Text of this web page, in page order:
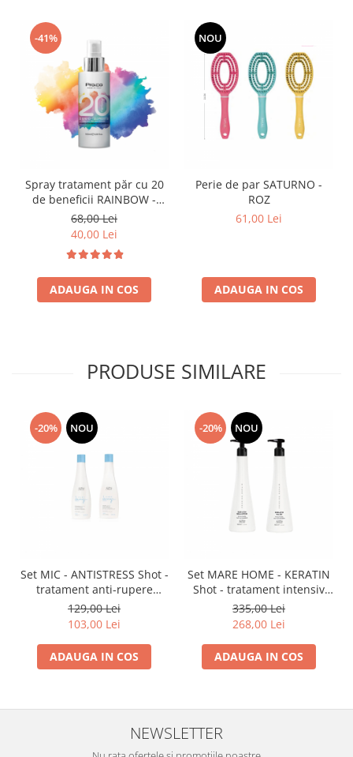
-41%
Spray tratament păr cu 20
de beneficii RAINBOW -
PROCO - 100ml
68,00 Lei
40,00 Lei
ADAUGA IN COS
NOU
Perie de par SATURNO -
ROZ
61,00 Lei
ADAUGA IN COS
PRODUSE SIMILARE
-20% NOU
Set MIC - ANTISTRESS Shot -
tratament anti-rupere
pentru păr fragil (șampon
250ml + mască 250ml)
129,00 Lei
103,00 Lei
ADAUGA IN COS
-20% NOU
Set MARE HOME - KERATIN
Shot - tratament intensiv
pentru părul distrus
(șampon 950 ml + mască
335,00 Lei
268,00 Lei
ADAUGA IN COS
NEWSLETTER